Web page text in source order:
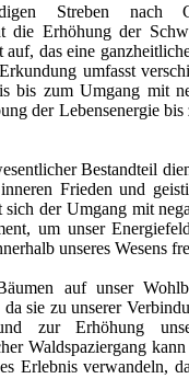
Streben nach
die Erhöhung der
auf, das eine
umfasst
bis zum Umgang mit
der Lebensenergie bis
Bestandteil
Frieden und
sich der Umgang mit
um unser
unseres Wesens
auf unser
da sie zu unserer
zur Erhöhung
Waldspaziergang
Erlebnis verwandeln,